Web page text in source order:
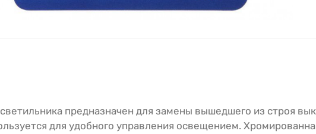
предназначен для замены вышедшего из строя
для удобного управления освещением.